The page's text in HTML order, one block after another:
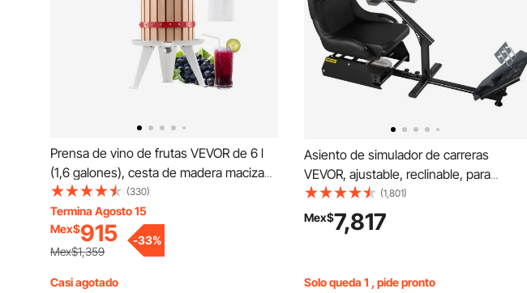
Prensa de vino de frutas VEVOR de 6 l
(1,6 galones), cesta de madera maciza
con 8 bloques, exprimidor manual
resistente, prensa para sidra, tintura de
manzana y uva, miel, aceite de oliva, con
asa para cocina y hogar.
(330)
Termina Agosto 15
Mex$915
Mex$1,359
-33%
Casi agotado
Asiento de simulador de carreras
VEVOR, ajustable, reclinable, para
juegos, con soporte para palanca de
cambios, compatible con PS4, PS3,
Xbox, asiento de simulador de carreras
(1,801)
Mex$7,817
Solo queda 1 , pide pronto